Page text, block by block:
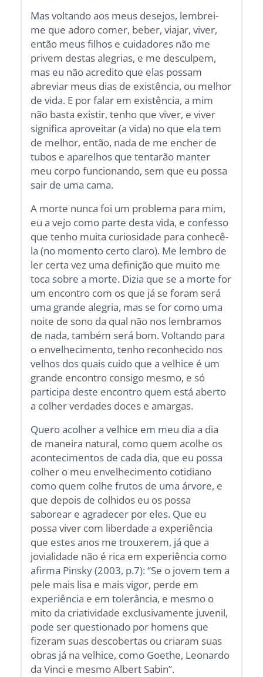
Mas voltando aos meus desejos, lembrei-
me que adoro comer, beber, viajar, viver,
então meus filhos e cuidadores não me
privem destas alegrias, e me desculpem,
mas eu não acredito que elas possam
abreviar meus dias de existência, ou melhor
de vida. E por falar em existência, a mim
não basta existir, tenho que viver, e viver
significa aproveitar (a vida) no que ela tem
de melhor, então, nada de me encher de
tubos e aparelhos que tentarão manter
meu corpo funcionando, sem que eu possa
sair de uma cama.
A morte nunca foi um problema para mim,
eu a vejo como parte desta vida, e confesso
que tenho muita curiosidade para conhecê-
la (no momento certo claro). Me lembro de
ler certa vez uma definição que muito me
toca sobre a morte. Dizia que se a morte for
um encontro com os que já se foram será
uma grande alegria, mas se for como uma
noite de sono da qual não nos lembramos
de nada, também será bom. Voltando para
o envelhecimento, tenho reconhecido nos
velhos dos quais cuido que a velhice é um
grande encontro consigo mesmo, e só
participa deste encontro quem está aberto
a colher verdades doces e amargas.
Quero acolher a velhice em meu dia a dia
de maneira natural, como quem acolhe os
acontecimentos de cada dia, que eu possa
colher o meu envelhecimento cotidiano
como quem colhe frutos de uma árvore, e
que depois de colhidos eu os possa
saborear e agradecer por eles. Que eu
possa viver com liberdade a experiência
que estes anos me trouxerem, já que a
jovialidade não é rica em experiência como
afirma Pinsky (2003, p.7): “Se o jovem tem a
pele mais lisa e mais vigor, perde em
experiência e em tolerância, e mesmo o
mito da criatividade exclusivamente juvenil,
pode ser questionado por homens que
fizeram suas descobertas ou criaram suas
obras já na velhice, como Goethe, Leonardo
da Vinci e mesmo Albert Sabin”.